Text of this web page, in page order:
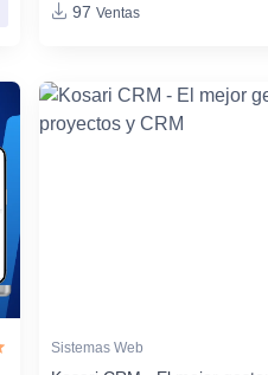
97 Ventas
Sistemas Web